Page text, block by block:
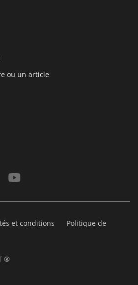
ou un article
et conditions
Politique de
®